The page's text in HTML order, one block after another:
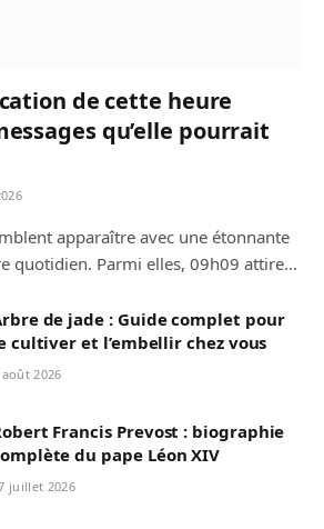
de cette heure
qu’elle pourrait
apparaître avec une étonnante
quotidien. Parmi elles, 09h09 attire…
de jade : Guide complet pour
cultiver et l’embellir chez vous
2026
Francis Prevost : biographie
du pape Léon XIV
juillet 2026